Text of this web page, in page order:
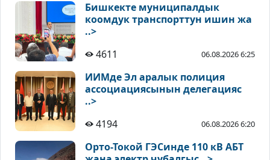
Бишкекте муниципалдык
коомдук транспорттун ишин жа
..>
4611
06.08.2026 6:25
ИИМде Эл аралык полиция
ассоциациясынын делегацияс
..>
4194
06.08.2026 6:20
Орто-Токой ГЭСинде 110 кВ АБТ